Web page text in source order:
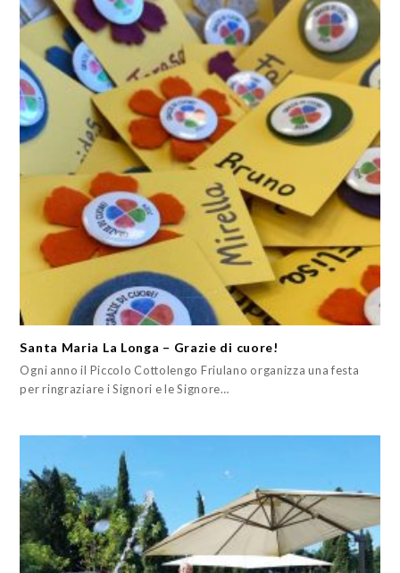
Santa Maria La Longa – Grazie di cuore!
Ogni anno il Piccolo Cottolengo Friulano organizza una festa
per ringraziare i Signori e le Signore…